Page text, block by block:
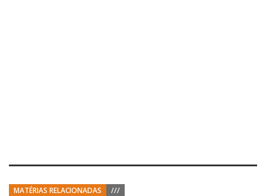
MATÉRIAS RELACIONADAS ///